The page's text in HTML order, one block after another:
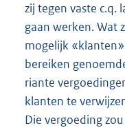
zij tegen vaste c.q.
gaan werken. Wat
mogelijk
bereiken
riante
klanten te
Die vergoeding